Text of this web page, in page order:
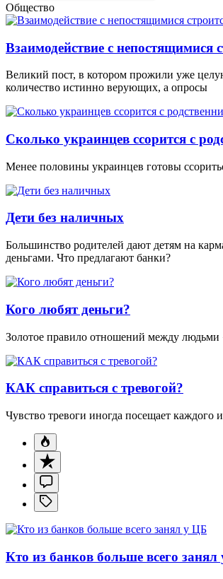
Общество
Взаимодействие с непостящимися
Великий пост, в котором прожили уже
количество истинно верующих, а опросы
Сколько украинцев ссорится с
Менее половины украинцев готовы
Дети без наличных
Большинство родителей дают детям на
деньгами. Что предлагают банки?
Кого любят деньги?
Золотое правило отношений между людьми
КАК справиться с тревогой?
Чувство тревоги иногда посещает каждого
Кто из банков больше всего